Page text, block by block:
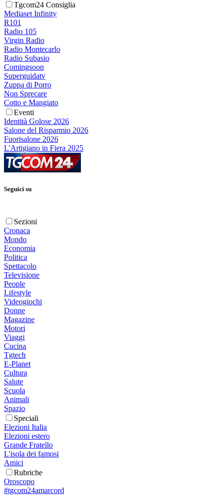
Tgcom24 Consiglia
Mediaset Infinity
R101
Radio 105
Virgin Radio
Radio Montecarlo
Radio Subasio
Comingsoon
Superguidatv
Zuppa di Porro
Non Sprecare
Cotto e Mangiato
Eventi
Identità Golose 2026
Salone del Risparmio 2026
Fuorisalone 2026
L'Artigiano in Fiera 2025
Seguici su
Sezioni
Cronaca
Mondo
Economia
Politica
Spettacolo
Televisione
People
Lifestyle
Videogiochi
Donne
Magazine
Motori
Viaggi
Cucina
Tgtech
E-Planet
Cultura
Salute
Scuola
Animali
Spazio
Speciali
Elezioni Italia
Elezioni estero
Grande Fratello
L'isola dei famosi
Amici
Rubriche
Oroscopo
#tgcom24amarcord